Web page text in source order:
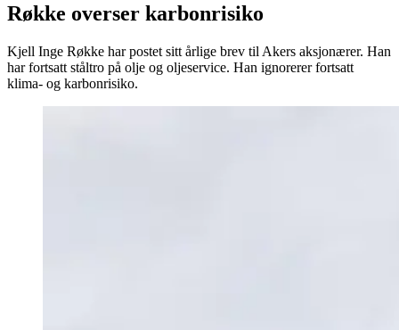
Røkke overser karbonrisiko
Kjell Inge Røkke har postet sitt årlige brev til Akers aksjonærer. Han
har fortsatt ståltro på olje og oljeservice. Han ignorerer fortsatt
klima- og karbonrisiko.